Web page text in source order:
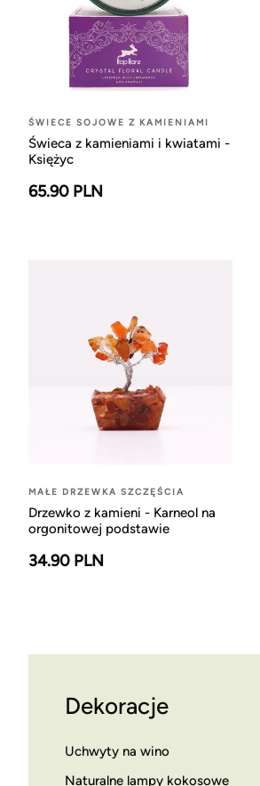
ŚWIECE SOJOWE Z KAMIENIAMI
Świeca z kamieniami i kwiatami -
Księżyc
65.90 PLN
MAŁE DRZEWKA SZCZĘŚCIA
Drzewko z kamieni - Karneol na
orgonitowej podstawie
34.90 PLN
Dekoracje
Uchwyty na wino
Naturalne lampy kokosowe